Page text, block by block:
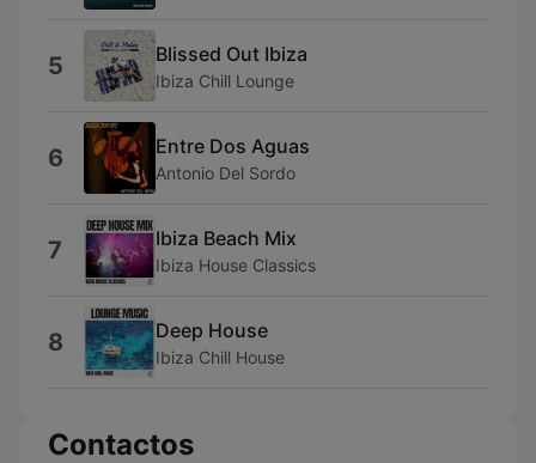
5 Blissed Out Ibiza
Ibiza Chill Lounge
6 Entre Dos Aguas
Antonio Del Sordo
7 Ibiza Beach Mix
Ibiza House Classics
8 Deep House
Ibiza Chill House
Contactos